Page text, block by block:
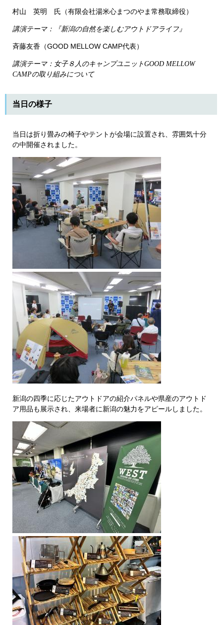
村山 英明 氏（有限会社湯米心まつのやま常務取締役）
講演テーマ：『新潟の自然を楽しむアウトドアライフ』
斉藤友香（GOOD MELLOW CAMP代表）
講演テーマ：女子８人のキャンプユニットGOOD MELLOW
CAMPの取り組みについて
当日の様子
当日は折り畳みの椅子やテントが会場に設置され、雰囲気十分
の中開催されました。
新潟の四季に応じたアウトドアの紹介パネルや県産のアウトド
ア用品も展示され、来場者に新潟の魅力をアピールしました。